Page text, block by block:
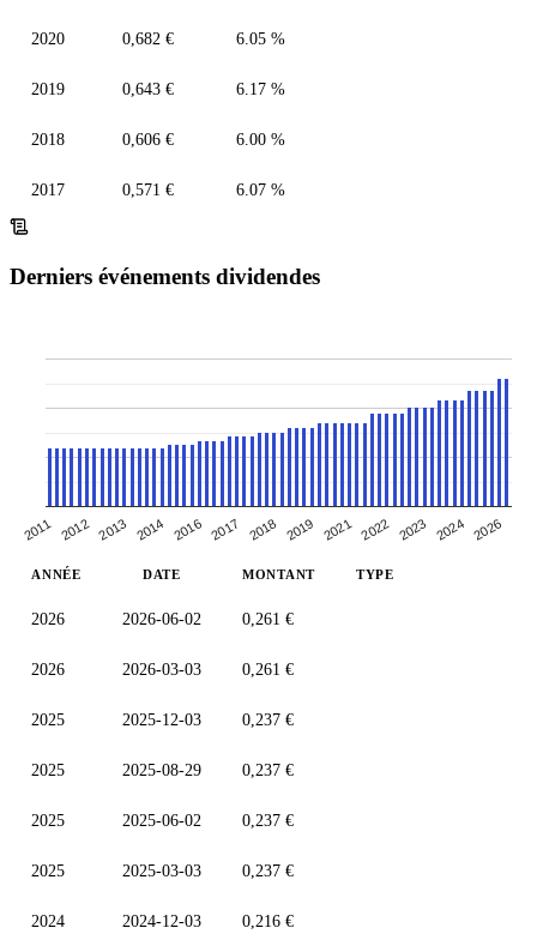
2020 0,682 € 6.05 %
2019 0,643 € 6.17 %
2018 0,606 € 6.00 %
2017 0,571 € 6.07 %
Derniers événements dividendes
2011 2012 2013 2014 2016 2017 2018 2019 2021 2022 2023 2024 2026
ANNÉE DATE MONTANT TYPE
2026 2026-06-02 0,261 €
2026 2026-03-03 0,261 €
2025 2025-12-03 0,237 €
2025 2025-08-29 0,237 €
2025 2025-06-02 0,237 €
2025 2025-03-03 0,237 €
2024 2024-12-03 0,216 €